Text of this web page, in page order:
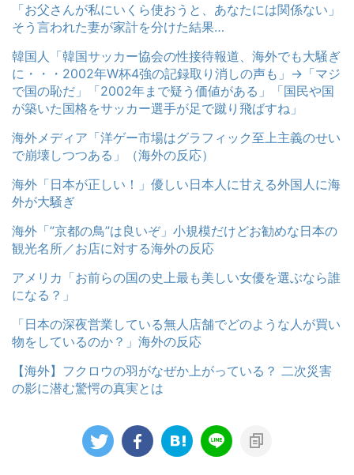
「お父さんが私にいくら使おうと、あなたには関係ない」
そう言われた妻が家計を分けた結果…
韓国人「韓国サッカー協会の性接待報道、海外でも大騒ぎ
に・・・2002年W杯4強の記録取り消しの声も」→「マジ
で国の恥だ」「2002年まで疑う価値がある」「国民や国
が築いた国格をサッカー選手が足で蹴り飛ばすね」
海外メディア「洋ゲー市場はグラフィック至上主義のせい
で崩壊しつつある」（海外の反応）
海外「日本が正しい！」優しい日本人に甘える外国人に海
外が大騒ぎ
海外「”京都の鳥”は良いぞ」小規模だけどお勧めな日本の
観光名所／お店に対する海外の反応
アメリカ「お前らの国の史上最も美しい女優を選ぶなら誰
になる？」
「日本の深夜営業している無人店舗でどのような人が買い
物をしているのか？」海外の反応
【海外】フクロウの羽がなぜか上がっている？ 二次災害
の影に潜む驚愕の真実とは